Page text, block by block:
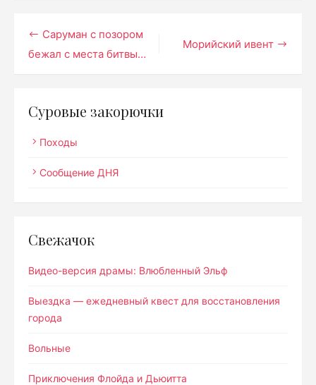
Навигация
по
Морийский ивент
Саруман с позором
бежал с места битвы…
Суровые закорючки
Походы
Сообщение ДНЯ
Свежачок
Видео-версия драмы: Влюбленный Эльф
Выездка — ежедневный квест для восстановления
города
Вольные
Приключения Флойда и Дьюитта